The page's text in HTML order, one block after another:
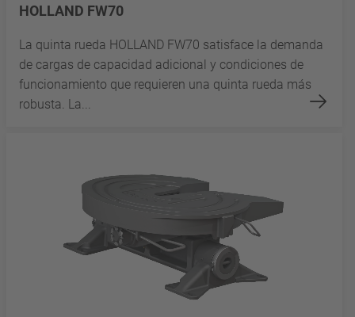
HOLLAND FW70
La quinta rueda HOLLAND FW70 satisface la demanda
de cargas de capacidad adicional y condiciones de
funcionamiento que requieren una quinta rueda más
robusta. La...